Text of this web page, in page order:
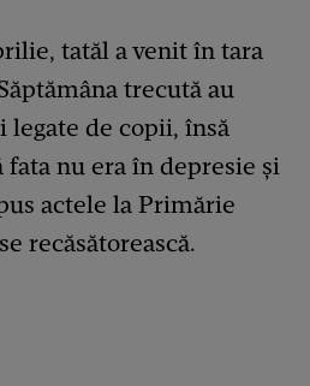
tatăl a venit în tara
trecută au
legate de copii, însă
nu era în depresie și
actele la Primărie
recăsătorească.